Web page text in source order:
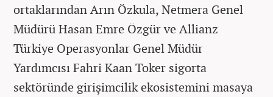
ortaklarından Arın Özkula, Netmera Genel
Müdürü Hasan Emre Özgür ve Allianz
Türkiye Operasyonlar Genel Müdür
Yardımcısı Fahri Kaan Toker sigorta
sektöründe girişimcilik ekosistemini masaya